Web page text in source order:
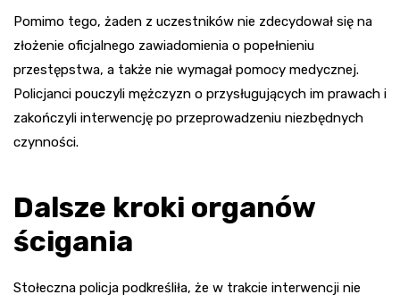
Pomimo tego, żaden z uczestników nie zdecydował się na
złożenie oficjalnego zawiadomienia o popełnieniu
przestępstwa, a także nie wymagał pomocy medycznej.
Policjanci pouczyli mężczyzn o przysługujących im prawach i
zakończyli interwencję po przeprowadzeniu niezbędnych
czynności.
Dalsze kroki organów
ścigania
Stołeczna policja podkreśliła, że w trakcie interwencji nie